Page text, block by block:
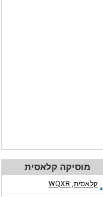
מוסיקה קלאסית
קלאסית, WQXR